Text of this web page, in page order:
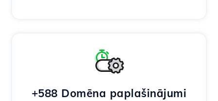
+588 Domēna paplašinājumi